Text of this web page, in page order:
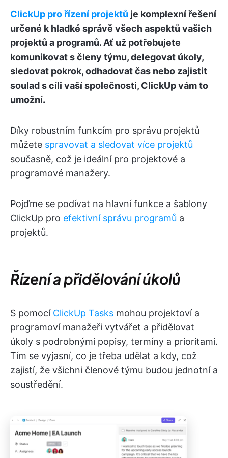
ClickUp pro řízení projektů je komplexní řešení
určené k hladké správě všech aspektů vašich
projektů a programů. Ať už potřebujete
komunikovat s členy týmu, delegovat úkoly,
sledovat pokrok, odhadovat čas nebo zajistit
soulad s cíli vaší společnosti, ClickUp vám to
umožní.
Díky robustním funkcím pro správu projektů
můžete spravovat a sledovat více projektů
současně, což je ideální pro projektové a
programové manažery.
Pojďme se podívat na hlavní funkce a šablony
ClickUp pro efektivní správu programů a
projektů.
Řízení a přidělování úkolů
S pomocí ClickUp Tasks mohou projektoví a
programoví manažeři vytvářet a přidělovat
úkoly s podrobnými popisy, termíny a prioritami.
Tím se vyjasní, co je třeba udělat a kdy, což
zajistí, že všichni členové týmu budou jednotní a
soustředění.